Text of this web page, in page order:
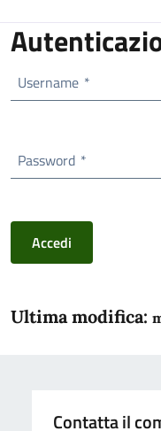
Username *
Password *
Accedi
Ultima modifica:
Contatta il